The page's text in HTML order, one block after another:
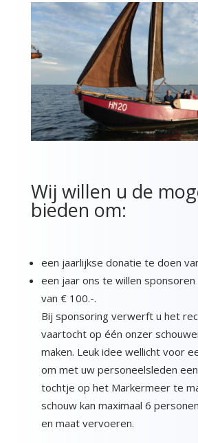
Wij willen u de
bieden om:
een jaarlijkse donatie te doen
een jaar ons te willen
van € 100.-.
Bij sponsoring verwerft u het
vaartocht op één onzer
maken. Leuk idee wellicht voor
om met uw personeelsleden
tochtje op het Markermeer te
schouw kan maximaal 6
en maat vervoeren.